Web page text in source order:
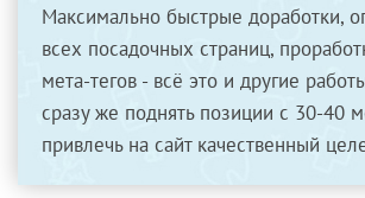
Максимально быстрые доработки,
всех посадочных страниц,
мета-тегов - всё это и другие
сразу же поднять позиции с 30-40
привлечь на сайт качественный